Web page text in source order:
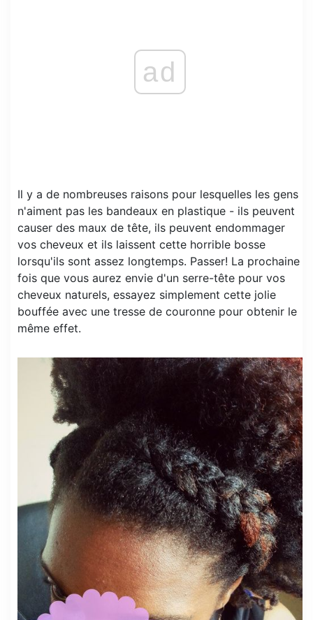
ad
Il y a de nombreuses raisons pour lesquelles les gens
n'aiment pas les bandeaux en plastique - ils peuvent
causer des maux de tête, ils peuvent endommager
vos cheveux et ils laissent cette horrible bosse
lorsqu'ils sont assez longtemps. Passer! La prochaine
fois que vous aurez envie d'un serre-tête pour vos
cheveux naturels, essayez simplement cette jolie
bouffée avec une tresse de couronne pour obtenir le
même effet.